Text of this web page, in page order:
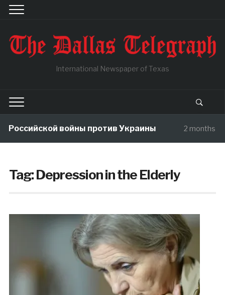
International Newspaper of Texas
Российской войны против Украины 2 months
Tag:Depression in the Elderly